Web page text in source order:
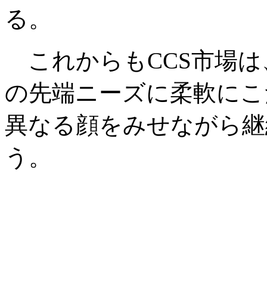
る。
これからもCCS市場
の先端ニーズに柔軟に
異なる顔をみせながら
う。